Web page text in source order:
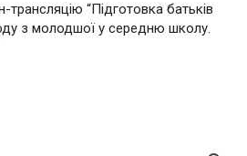
“Підготовка батьків
з молодшої у середню школу.